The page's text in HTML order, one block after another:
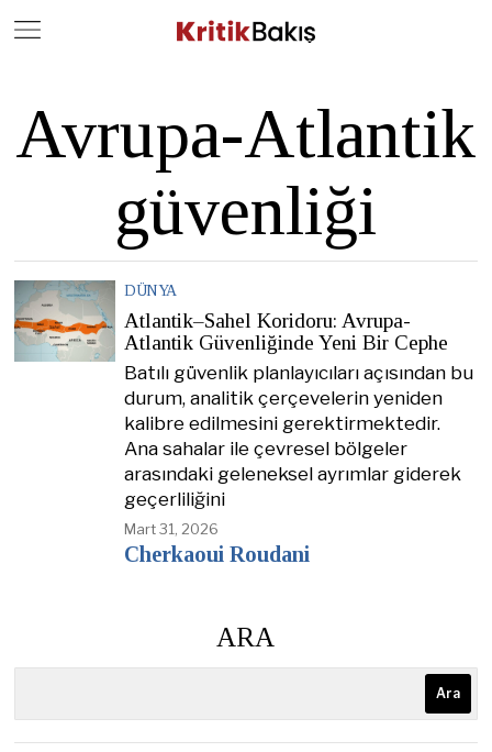
Avrupa-Atlantik
güvenliği
DÜNYA
Atlantik–Sahel Koridoru: Avrupa-
Atlantik Güvenliğinde Yeni Bir Cephe
Batılı güvenlik planlayıcıları açısından bu
durum, analitik çerçevelerin yeniden
kalibre edilmesini gerektirmektedir.
Ana sahalar ile çevresel bölgeler
arasındaki geleneksel ayrımlar giderek
geçerliliğini
Mart 31, 2026
Cherkaoui Roudani
ARA
Ara